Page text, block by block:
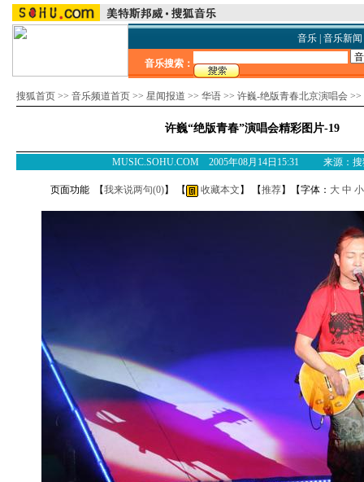
音乐| 音乐新闻
音乐搜索：
搜狐首页 >> 音乐频道首页 >> 星闻报道 >> 华语 >> 许巍-绝版青春北京演唱会 >>
许巍“绝版青春”演唱会精彩图片-19
MUSIC.SOHU.COM 2005年08月14日15:31 来源：搜
页面功能 【我来说两句(0)】 【 收藏本文 】 【推荐】【字体： 大 中 小